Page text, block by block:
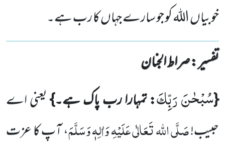
خوبیاں اللہ کو جو سارے جہاں کا رب ہے۔
تفسیر : ‎صراط الجنان
{سُبْحٰنَ رَبِّكَ: تمہارا رب پاک ہے۔}یعنی اے
حبیب!صَلَّی اللہ تَعَالٰی عَلَیْہِ وَاٰلِہٖ وَسَلَّمَ، آپ کا عزت